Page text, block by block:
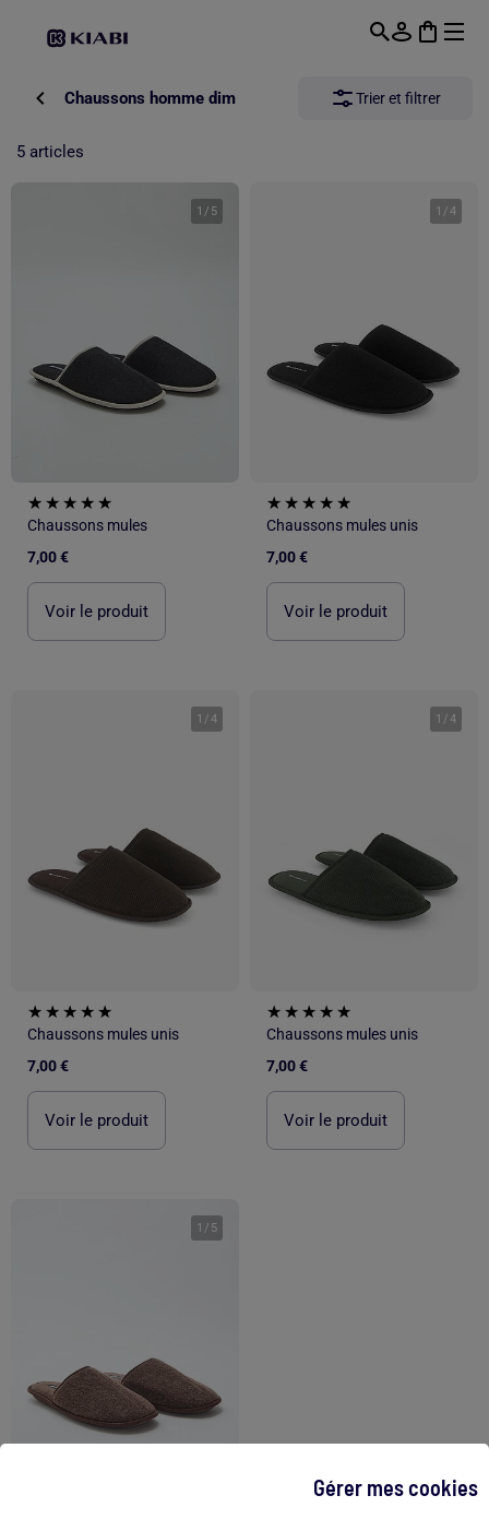
Gérer mes cookies
Chaussons homme dim Trier et filtrer
5 articles
1 / 5
Chaussons mules
7,00 €
Voir le produit
1 /4
Chaussons mules unis
7,00 €
Voir le produit
1 /4
Chaussons mules unis
7,00 €
Voir le produit
1 /4
Chaussons mules unis
7,00 €
Voir le produit
1 / 5